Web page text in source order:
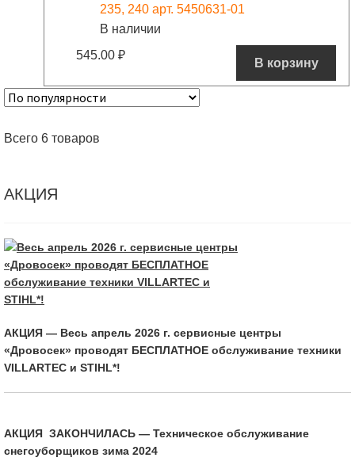
235, 240 арт. 5450631-01
В наличии
545.00 ₽
В корзину
Всего 6 товаров
АКЦИЯ
АКЦИЯ — Весь апрель 2026 г. сервисные центры
«Дровосек» проводят БЕСПЛАТНОЕ обслуживание техники
VILLARTEC и STIHL*!
АКЦИЯ ЗАКОНЧИЛАСЬ — Техническое обслуживание
снегоуборщиков зима 2024